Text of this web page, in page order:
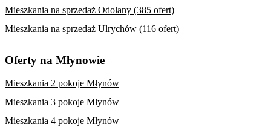
Mieszkania na sprzedaż Odolany (385 ofert)
Mieszkania na sprzedaż Ulrychów (116 ofert)
Oferty na Młynowie
Mieszkania 2 pokoje Młynów
Mieszkania 3 pokoje Młynów
Mieszkania 4 pokoje Młynów